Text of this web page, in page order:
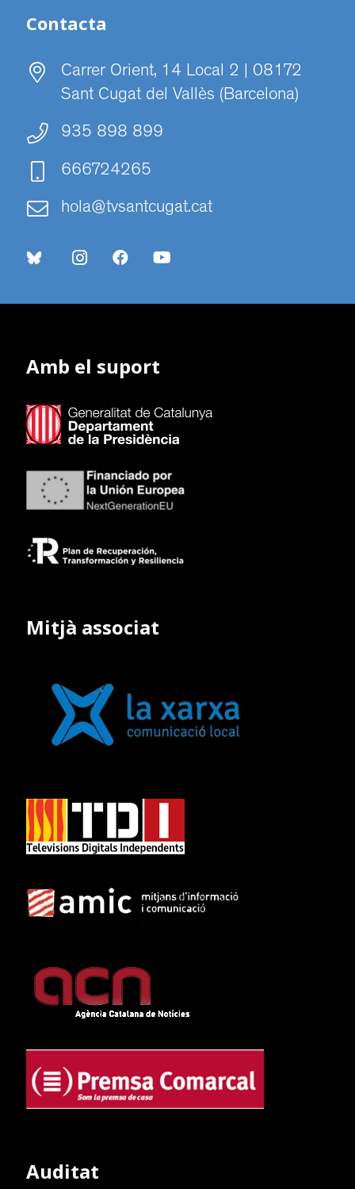
Contacta
Carrer Orient, 14 Local 2 | 08172
Sant Cugat del Vallès (Barcelona)
935 898 899
666724265
hola@tvsantcugat.cat
Amb el suport
Mitjà associat
Auditat